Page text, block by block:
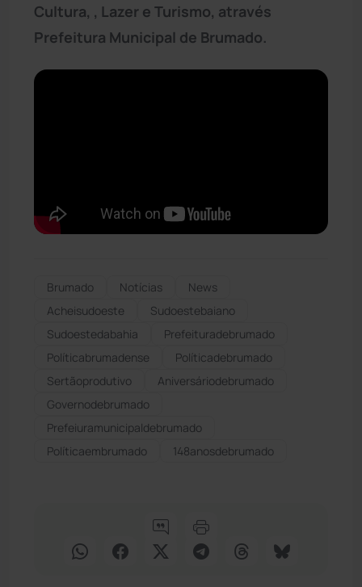
Cultura, , Lazer e Turismo, através
Prefeitura Municipal de Brumado.
Brumado Notícias
News
Acheisudoeste
Sudoestebaiano
Sudoestedabahia
Prefeituradebrumado
Políticabrumadense
Políticadebrumado
Sertãoprodutivo
Aniversáriodebrumado
Governodebrumado
Prefeiuramunicipaldebrumado
Políticaembrumado
148anosdebrumado